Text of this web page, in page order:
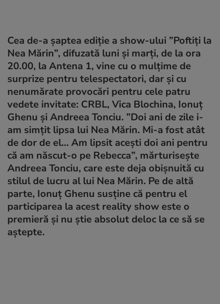
Cea de-a șaptea ediție a show-ului ”Poftiți la
Nea Mărin”, difuzată luni și marți, de la ora
20.00, la Antena 1, vine cu o mulțime de
surprize pentru telespectatori, dar și cu
nenumărate provocări pentru cele patru
vedete invitate: CRBL, Vica Blochina, Ionuț
Ghenu și Andreea Tonciu. ”Doi ani de zile i-
am simțit lipsa lui Nea Mărin. Mi-a fost atât
de dor de el... Am lipsit acești doi ani pentru
că am născut-o pe Rebecca”, mărturisește
Andreea Tonciu, care este deja obișnuită cu
stilul de lucru al lui Nea Mărin. Pe de altă
parte, Ionuț Ghenu susține că pentru el
participarea la acest reality show este o
premieră și nu știe absolut deloc la ce să se
aștepte.